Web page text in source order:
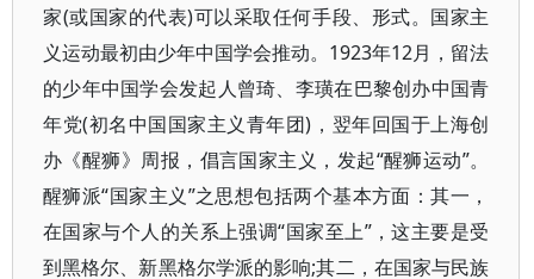
家(或国家的代表)可以采取任何手段、形式。国家主
义运动最初由少年中国学会推动。1923年12月，留法
的少年中国学会发起人曾琦、李璜在巴黎创办中国青
年党(初名中国国家主义青年团)，翌年回国于上海创
办《醒狮》周报，倡言国家主义，发起“醒狮运动”。
醒狮派“国家主义”之思想包括两个基本方面：其一，
在国家与个人的关系上强调“国家至上”，这主要是受
到黑格尔、新黑格尔学派的影响;其二，在国家与民族